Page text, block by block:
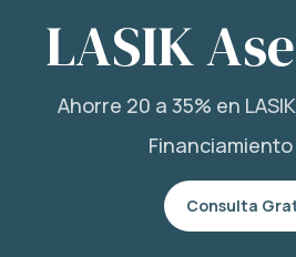
LASIK
Ahorre 20 a 35% en
Financiamiento
Consulta